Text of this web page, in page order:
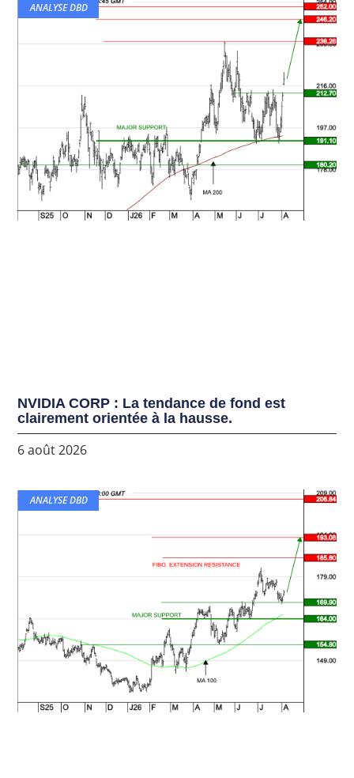
ANALYSE DBD
NVIDIA CORP : La tendance de fond est
clairement orientée à la hausse.
6 août 2026
ANALYSE DBD